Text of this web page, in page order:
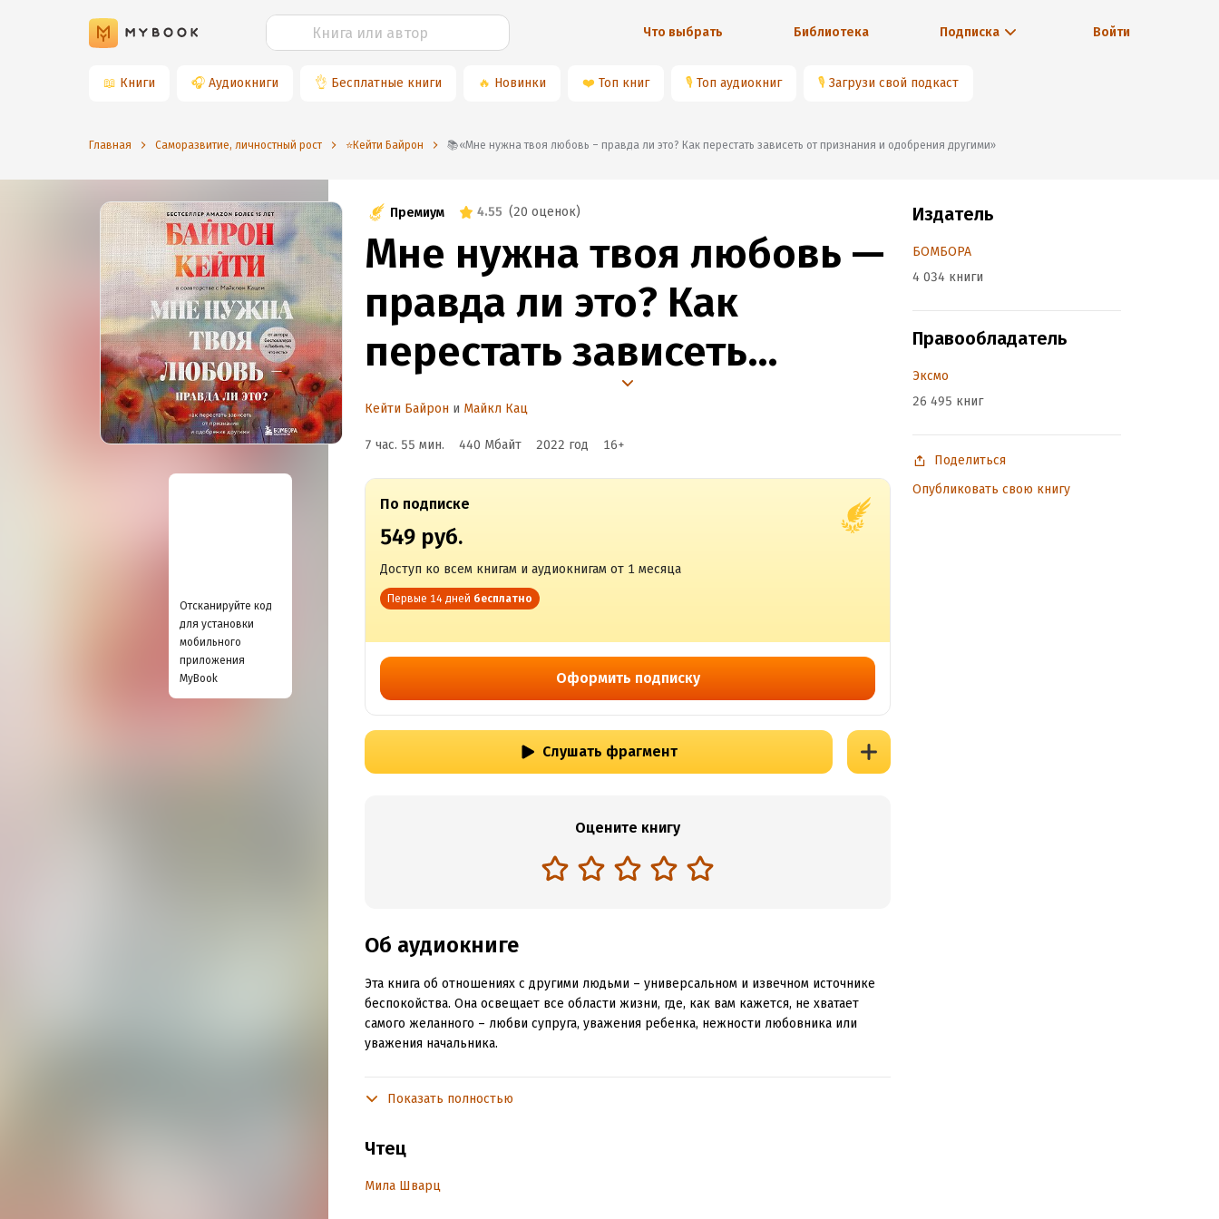
Что выбрать Библиотека Подписка Войти
📖 Книги 🎧 Аудиокниги 👌 Бесплатные книги 🔥 Новинки ❤️ Топ книг 🎙 Топ аудиокниг 🎙 Загрузи свой подкаст
Главная Саморазвитие, личностный рост ⭐️Кейти Байрон 📚«Мне нужна твоя любовь – правда ли это? Как перестать зависеть от признания и одобрения другими»
Отсканируйте код
для установки
мобильного
приложения
MyBook
Премиум 4.55 (20 оценок)
Мне нужна твоя любовь —
правда ли это? Как
перестать зависеть
от признания
и одобрения другими
Кейти Байрон и Майкл Кац
7 час. 55 мин. 440 Мбайт 2022 год 16+
По подписке
549 руб.
Доступ ко всем книгам и аудиокнигам от 1 месяца
Первые 14 дней бесплатно
Оформить подписку
Слушать фрагмент
Оцените книгу
Об аудиокниге
Эта книга об отношениях с другими людьми – универсальном и извечном источнике
беспокойства. Она освещает все области жизни, где, как вам кажется, не хватает
самого желанного – любви супруга, уважения ребенка, нежности любовника или
уважения начальника.
работают общепринятые способы поиска любви и одобрения. Большинство книг по
подход оставляет миллионы людей, ищущих настоящей близости, раненными. Не
этого. Байрон Кейти предлагает альтернативный путь.
Показать полностью
Чтец
Мила Шварц
Издатель
БОМБОРА
4 034 книги
Правообладатель
Эксмо
26 495 книг
Поделиться
Опубликовать свою книгу